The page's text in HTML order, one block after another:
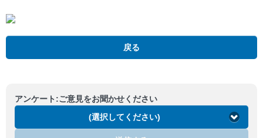
戻る
アンケート:ご意見をお聞かせください
(選択してください)